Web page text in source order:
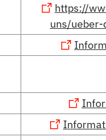
https://
uns/